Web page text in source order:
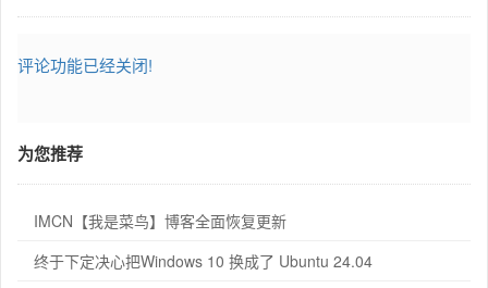
评论功能已经关闭!
为您推荐
IMCN【我是菜鸟】博客全面恢复更新
终于下定决心把Windows 10 换成了 Ubuntu 24.04